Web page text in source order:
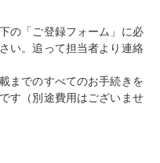
の「ご登録フォーム」に必
い。追って担当者より連絡
までのすべてのお手続きを
す（別途費用はございませ